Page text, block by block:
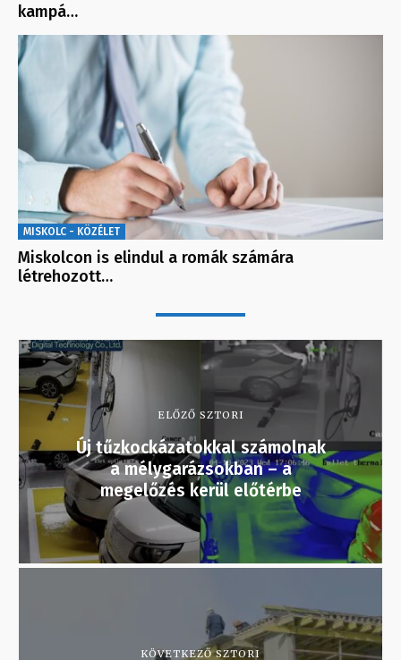
kampá…
MISKOLC - KÖZÉLET
Miskolcon is elindul a romák számára
létrehozott…
ELŐZŐ SZTORI
Új tűzkockázatokkal számolnak
a mélygarázsokban – a
megelőzés kerül előtérbe
KÖVETKEZŐ SZTORI